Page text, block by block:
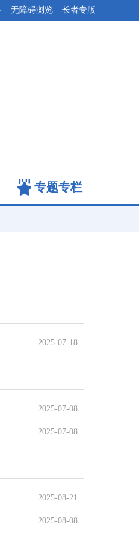
无障碍浏览 长者专版
专题专栏
2025-07-18
2025-07-08
2025-07-08
2025-08-21
2025-08-08